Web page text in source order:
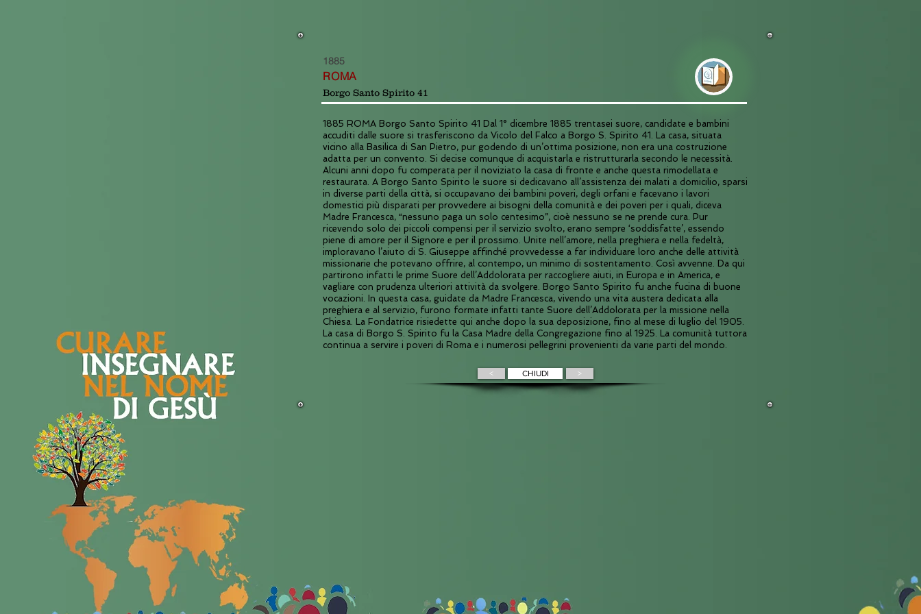
1885
ROMA
Borgo Santo Spirito 41
1885 ROMA Borgo Santo Spirito 41 Dal 1° dicembre 1885 trentasei suore, candidate e bambini
accuditi dalle suore si trasferiscono da Vicolo del Falco a Borgo S. Spirito 41. La casa, situata
vicino alla Basilica di San Pietro, pur godendo di un’ottima posizione, non era una costruzione
adatta per un convento. Si decise comunque di acquistarla e ristrutturarla secondo le necessità.
Alcuni anni dopo fu comperata per il noviziato la casa di fronte e anche questa rimodellata e
restaurata. A Borgo Santo Spirito le suore si dedicavano all’assistenza dei malati a domicilio, sparsi
in diverse parti della città, si occupavano dei bambini poveri, degli orfani e facevano i lavori
domestici più disparati per provvedere ai bisogni della comunità e dei poveri per i quali, diceva
Madre Francesca, “nessuno paga un solo centesimo”, cioè nessuno se ne prende cura. Pur
ricevendo solo dei piccoli compensi per il servizio svolto, erano sempre ‘soddisfatte’, essendo
piene di amore per il Signore e per il prossimo. Unite nell’amore, nella preghiera e nella fedeltà,
imploravano l’aiuto di S. Giuseppe affinché provvedesse a far individuare loro anche delle attività
missionarie che potevano offrire, al contempo, un minimo di sostentamento. Così avvenne. Da qui
partirono infatti le prime Suore dell’Addolorata per raccogliere aiuti, in Europa e in America, e
vagliare con prudenza ulteriori attività da svolgere. Borgo Santo Spirito fu anche fucina di buone
vocazioni. In questa casa, guidate da Madre Francesca, vivendo una vita austera dedicata alla
preghiera e al servizio, furono formate infatti tante Suore dell’Addolorata per la missione nella
Chiesa. La Fondatrice risiedette qui anche dopo la sua deposizione, fino al mese di luglio del 1905.
La casa di Borgo S. Spirito fu la Casa Madre della Congregazione fino al 1925. La comunità tuttora
continua a servire i poveri di Roma e i numerosi pellegrini provenienti da varie parti del mondo.
< CHIUDI >